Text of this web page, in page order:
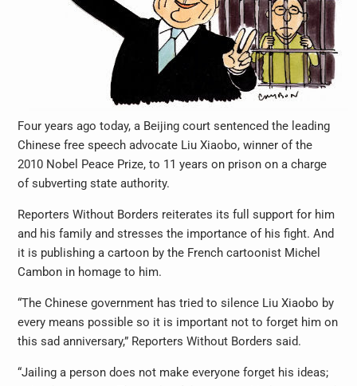
Four years ago today, a Beijing court sentenced the leading
Chinese free speech advocate Liu Xiaobo, winner of the
2010 Nobel Peace Prize, to 11 years on prison on a charge
of subverting state authority.
Reporters Without Borders reiterates its full support for him
and his family and stresses the importance of his fight. And
it is publishing a cartoon by the French cartoonist Michel
Cambon in homage to him.
“The Chinese government has tried to silence Liu Xiaobo by
every means possible so it is important not to forget him on
this sad anniversary,” Reporters Without Borders said.
“Jailing a person does not make everyone forget his ideas;